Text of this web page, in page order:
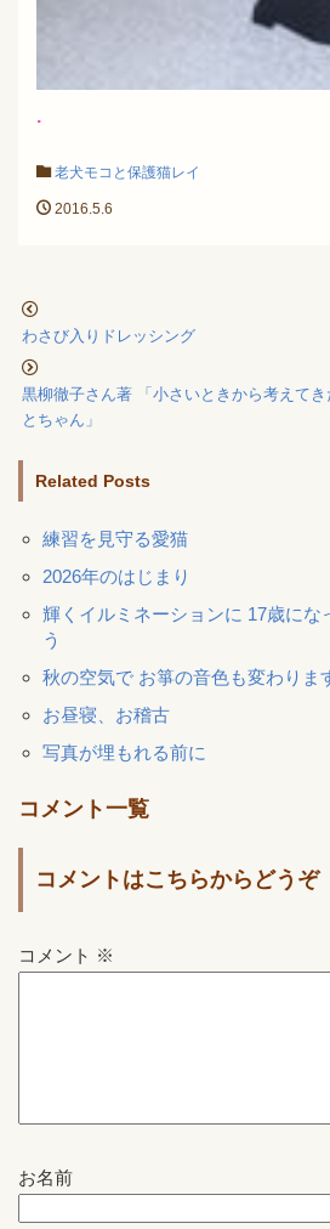
.
老犬モコと保護猫レイ
2016.5.6
わさび入りドレッシング
黒柳徹子さん著 「小さいときから考えて
とちゃん」
Related Posts
練習を見守る愛猫
2026年のはじまり
輝くイルミネーションに 17歳にな
う
秋の空気で お箏の音色も変わりま
お昼寝、お稽古
写真が埋もれる前に
コメント一覧
コメントはこちらからどうぞ
コメント ※
お名前